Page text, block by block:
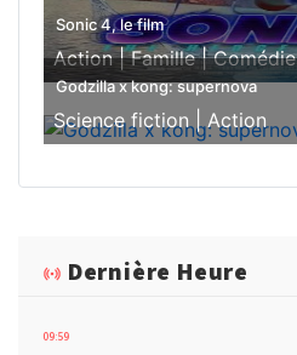
Sonic 4, le film
Action |Famille |Comédie
Godzilla x kong: supernova
Science fiction | Action
Dernière Heure
09:59